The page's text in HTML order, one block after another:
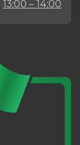
13:00 – 14:00